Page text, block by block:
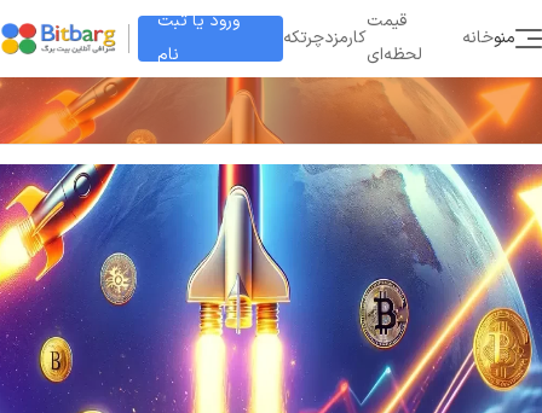
ورود یا ثبت
نام
چرتکهکارمزد
قیمت
لحظه‌ای
خانهمنو